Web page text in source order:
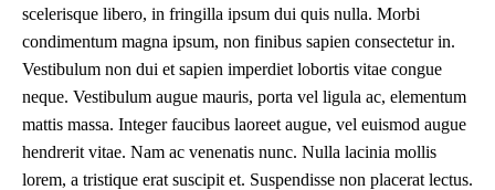
scelerisque libero, in fringilla ipsum dui quis nulla. Morbi
condimentum magna ipsum, non finibus sapien consectetur in.
Vestibulum non dui et sapien imperdiet lobortis vitae congue
neque. Vestibulum augue mauris, porta vel ligula ac, elementum
mattis massa. Integer faucibus laoreet augue, vel euismod augue
hendrerit vitae. Nam ac venenatis nunc. Nulla lacinia mollis
lorem, a tristique erat suscipit et. Suspendisse non placerat lectus.